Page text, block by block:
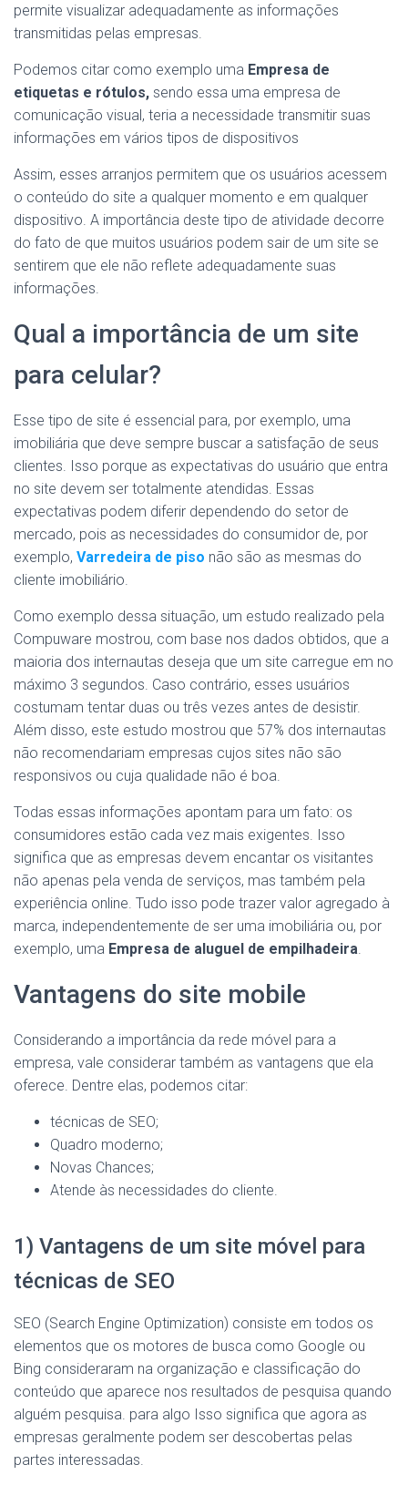
permite visualizar adequadamente as informações
transmitidas pelas empresas.
Podemos citar como exemplo uma Empresa de
etiquetas e rótulos, sendo essa uma empresa de
comunicação visual, teria a necessidade transmitir suas
informações em vários tipos de dispositivos
Assim, esses arranjos permitem que os usuários acessem
o conteúdo do site a qualquer momento e em qualquer
dispositivo. A importância deste tipo de atividade decorre
do fato de que muitos usuários podem sair de um site se
sentirem que ele não reflete adequadamente suas
informações.
Qual a importância de um site
para celular?
Esse tipo de site é essencial para, por exemplo, uma
imobiliária que deve sempre buscar a satisfação de seus
clientes. Isso porque as expectativas do usuário que entra
no site devem ser totalmente atendidas. Essas
expectativas podem diferir dependendo do setor de
mercado, pois as necessidades do consumidor de, por
exemplo, Varredeira de piso não são as mesmas do
cliente imobiliário.
Como exemplo dessa situação, um estudo realizado pela
Compuware mostrou, com base nos dados obtidos, que a
maioria dos internautas deseja que um site carregue em no
máximo 3 segundos. Caso contrário, esses usuários
costumam tentar duas ou três vezes antes de desistir.
Além disso, este estudo mostrou que 57% dos internautas
não recomendariam empresas cujos sites não são
responsivos ou cuja qualidade não é boa.
Todas essas informações apontam para um fato: os
consumidores estão cada vez mais exigentes. Isso
significa que as empresas devem encantar os visitantes
não apenas pela venda de serviços, mas também pela
experiência online. Tudo isso pode trazer valor agregado à
marca, independentemente de ser uma imobiliária ou, por
exemplo, uma Empresa de aluguel de empilhadeira.
Vantagens do site mobile
Considerando a importância da rede móvel para a
empresa, vale considerar também as vantagens que ela
oferece. Dentre elas, podemos citar:
técnicas de SEO;
Quadro moderno;
Novas Chances;
Atende às necessidades do cliente.
1) Vantagens de um site móvel para
técnicas de SEO
SEO (Search Engine Optimization) consiste em todos os
elementos que os motores de busca como Google ou
Bing consideraram na organização e classificação do
conteúdo que aparece nos resultados de pesquisa quando
alguém pesquisa. para algo Isso significa que agora as
empresas geralmente podem ser descobertas pelas
partes interessadas.